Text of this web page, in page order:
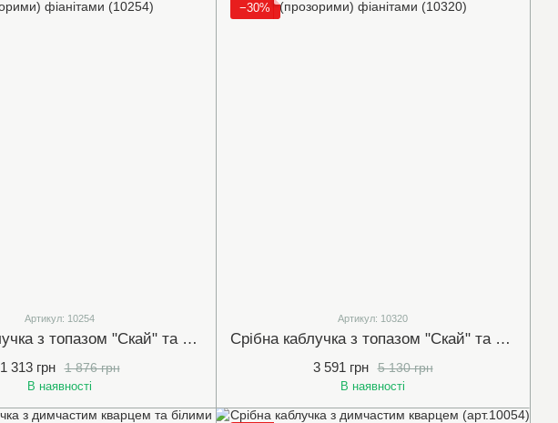
Артикул: 10254
Срібна каблучка з топазом "Скай" та білими (прозорими) фіанітами (10254)
1 876 грн
1 313 грн
В наявності
−30%
Артикул: 10320
Срібна каблучка з топазом "Скай" та білими (прозорими) фіанітами (10320)
5 130 грн
3 591 грн
В наявності